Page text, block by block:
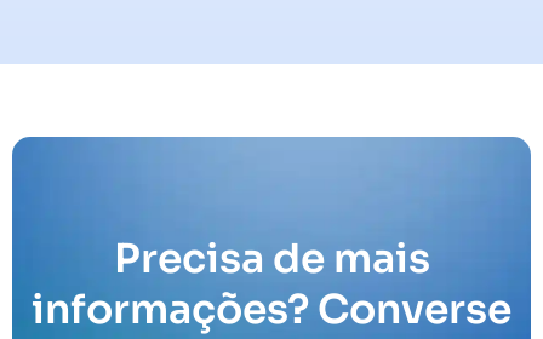
Precisa de mais
informações? Converse